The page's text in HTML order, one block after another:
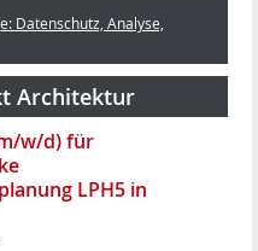
Datenschutz, Analyse,
Architektur
w/d) für
LPH5 in